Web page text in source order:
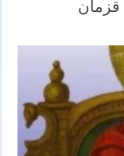
قزمان